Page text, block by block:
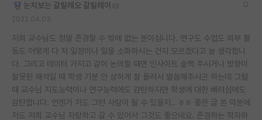
눈치보는 갈릴레오 갈릴레이
저희 교수님도 정말 존경할 수 밖에 없는 분이십니다. 연구도 수업도 외부 활
동도 어떻게 다 저 일정이나 일을 소화하시는 건지 모르겠다고 늘 생각합니
다. 그리고 데이터 가지고 같이 논의할 때면 인사이트 슬쩍 주시거나 방향이
잘못된 해석일 때 학생 기분 안 상하게 잘 돌려서 말씀해주시곤 하는데 그럴
때 교수님 지도능력이나 연구능력에도 감탄하지만 학생에 대한 배려심에도
감탄합니다. 언젠가 저도 그런 사람이 될 수 있을지.. ㅎㅎ 좋은 글 본 덕분에
저도 저희 교수님 자랑하고 갈 수 있어서 그것도 좋으네요. 존경하는 학자와